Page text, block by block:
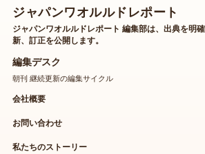
ジャパンワオルルドレポート
ジャパンワオルルドレポート 編集部は、出典を明
新、訂正を公開します。
編集デスク
朝刊 継続更新の編集サイクル
会社概要
お問い合わせ
私たちのストーリー